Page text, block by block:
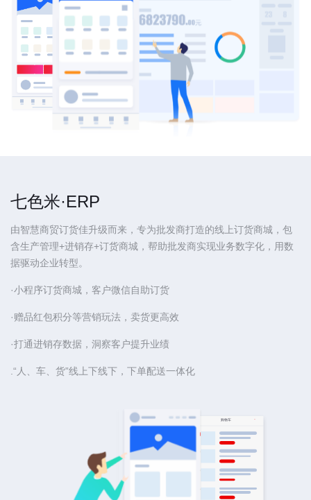
七色米·ERP
由智慧商贸订货佳升级而来，专为批发商打造的线上订货商城，包
含生产管理+进销存+订货商城，帮助批发商实现业务数字化，用数
据驱动企业转型。
·小程序订货商城，客户微信自助订货
·赠品红包积分等营销玩法，卖货更高效
·打通进销存数据，洞察客户提升业绩
.“人、车、货”线上下线下，下单配送一体化